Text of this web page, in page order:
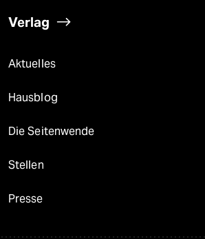
Verlag
Aktuelles
Hausblog
Die Seitenwende
Stellen
Presse